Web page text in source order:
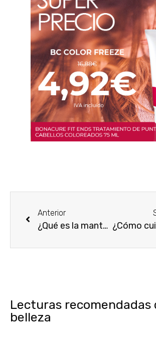
Anterior
¿Qué es la manteca de karité y cuáles son sus beneficios?
Lecturas recomendadas
belleza